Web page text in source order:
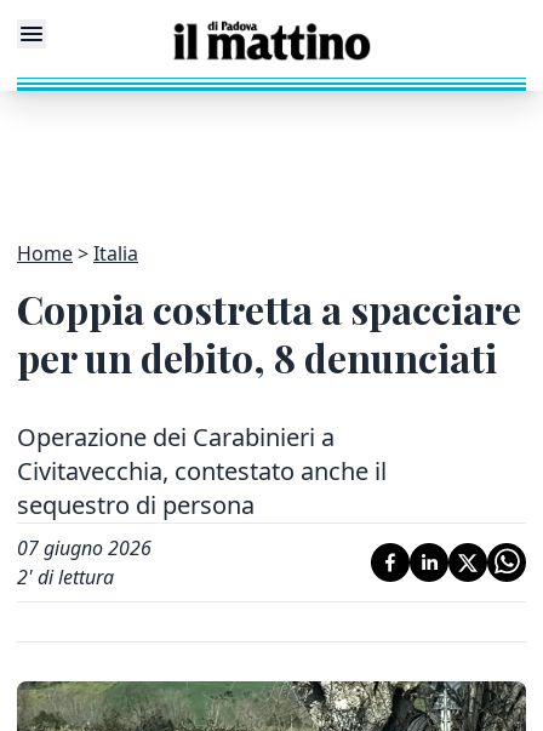
Home Italia
Coppia costretta a spacciare
per un debito, 8 denunciati
Operazione dei Carabinieri a
Civitavecchia, contestato anche il
sequestro di persona
07 giugno 2026
2' di lettura